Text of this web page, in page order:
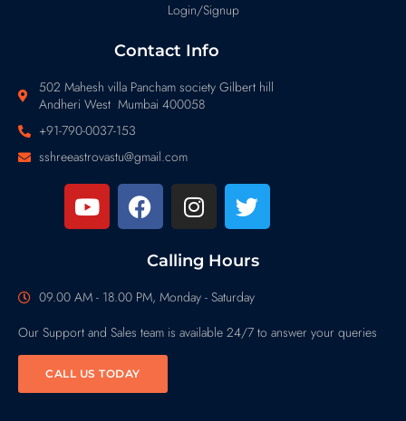
Login/Signup
Contact Info
502 Mahesh villa Pancham society Gilbert hill
Andheri West Mumbai 400058
+91-790-0037-153
sshreeastrovastu@gmail.com
Calling Hours
09.00 AM - 18.00 PM, Monday - Saturday
Our Support and Sales team is available 24/7 to answer your queries
CALL US TODAY